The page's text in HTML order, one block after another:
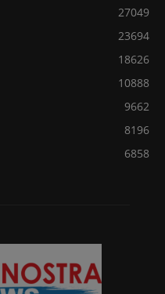
27049
23694
18626
10888
9662
8196
6858